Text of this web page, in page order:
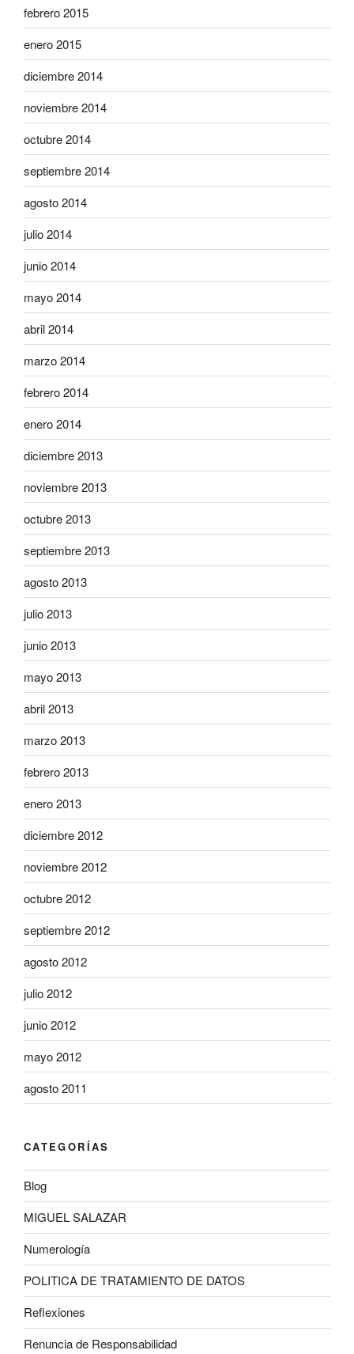
febrero 2015
enero 2015
diciembre 2014
noviembre 2014
octubre 2014
septiembre 2014
agosto 2014
julio 2014
junio 2014
mayo 2014
abril 2014
marzo 2014
febrero 2014
enero 2014
diciembre 2013
noviembre 2013
octubre 2013
septiembre 2013
agosto 2013
julio 2013
junio 2013
mayo 2013
abril 2013
marzo 2013
febrero 2013
enero 2013
diciembre 2012
noviembre 2012
octubre 2012
septiembre 2012
agosto 2012
julio 2012
junio 2012
mayo 2012
agosto 2011
CATEGORÍAS
Blog
MIGUEL SALAZAR
Numerología
POLITICA DE TRATAMIENTO DE DATOS
Reflexiones
Renuncia de Responsabilidad